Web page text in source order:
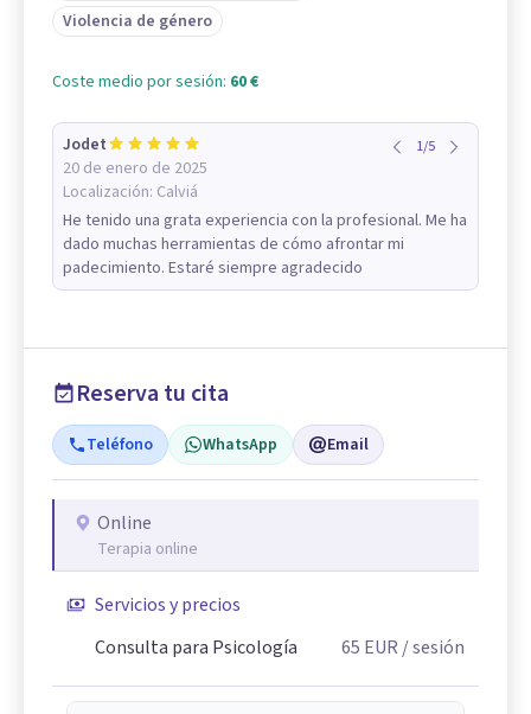
Violencia de género
Coste medio por sesión: 60 €
Jodet
20 de enero de 2025
Localización: Calviá
1/5
He tenido una grata experiencia con la profesional. Me ha
dado muchas herramientas de cómo afrontar mi
padecimiento. Estaré siempre agradecido
Reserva tu cita
Teléfono WhatsApp Email
Online
Terapia online
Servicios y precios
Consulta para Psicología
65 EUR/ sesión